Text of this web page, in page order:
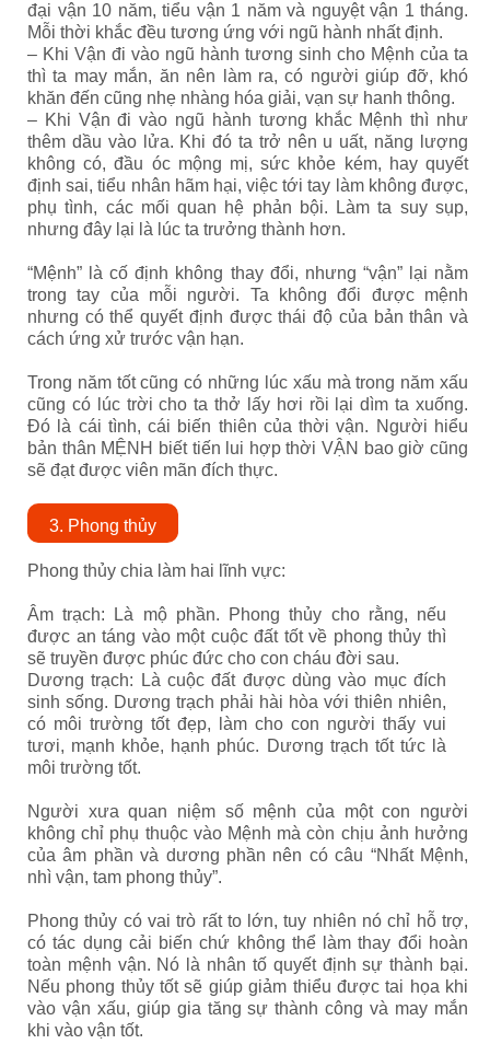
đại vận 10 năm, tiểu vận 1 năm và nguyệt vận 1 tháng.
Mỗi thời khắc đều tương ứng với ngũ hành nhất định.
– Khi Vận đi vào ngũ hành tương sinh cho Mệnh của ta
thì ta may mắn, ăn nên làm ra, có người giúp đỡ, khó
khăn đến cũng nhẹ nhàng hóa giải, vạn sự hanh thông.
– Khi Vận đi vào ngũ hành tương khắc Mệnh thì như
thêm dầu vào lửa. Khi đó ta trở nên u uất, năng lượng
không có, đầu óc mộng mị, sức khỏe kém, hay quyết
định sai, tiểu nhân hãm hại, việc tới tay làm không được,
phụ tình, các mối quan hệ phản bội. Làm ta suy sụp,
nhưng đây lại là lúc ta trưởng thành hơn.
“Mệnh” là cố định không thay đổi, nhưng “vận” lại nằm
trong tay của mỗi người. Ta không đổi được mệnh
nhưng có thể quyết định được thái độ của bản thân và
cách ứng xử trước vận hạn.
Trong năm tốt cũng có những lúc xấu mà trong năm xấu
cũng có lúc trời cho ta thở lấy hơi rồi lại dìm ta xuống.
Đó là cái tình, cái biến thiên của thời vận. Người hiểu
bản thân MỆNH biết tiến lui hợp thời VẬN bao giờ cũng
sẽ đạt được viên mãn đích thực.
3. Phong thủy
Phong thủy chia làm hai lĩnh vực:
Âm trạch: Là mộ phần. Phong thủy cho rằng, nếu
được an táng vào một cuộc đất tốt về phong thủy thì
sẽ truyền được phúc đức cho con cháu đời sau.
Dương trạch: Là cuộc đất được dùng vào mục đích
sinh sống. Dương trạch phải hài hòa với thiên nhiên,
có môi trường tốt đẹp, làm cho con người thấy vui
tươi, mạnh khỏe, hạnh phúc. Dương trạch tốt tức là
môi trường tốt.
Người xưa quan niệm số mệnh của một con người
không chỉ phụ thuộc vào Mệnh mà còn chịu ảnh hưởng
của âm phần và dương phần nên có câu “Nhất Mệnh,
nhì vận, tam phong thủy”.
Phong thủy có vai trò rất to lớn, tuy nhiên nó chỉ hỗ trợ,
có tác dụng cải biến chứ không thể làm thay đổi hoàn
toàn mệnh vận. Nó là nhân tố quyết định sự thành bại.
Nếu phong thủy tốt sẽ giúp giảm thiểu được tai họa khi
vào vận xấu, giúp gia tăng sự thành công và may mắn
khi vào vận tốt.